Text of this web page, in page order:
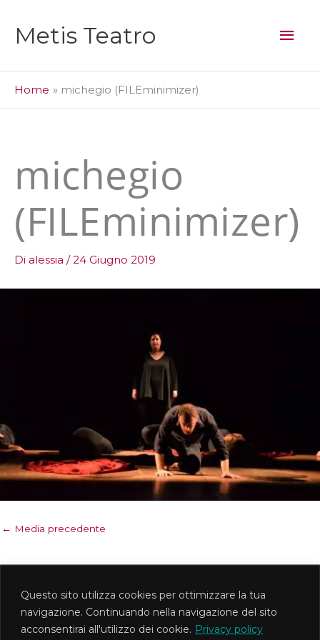
Questo sito utilizza cookies per ottimizzare la tua
navigazione. Continuando nella navigazione del sito
acconsentirai all'utilizzo dei cookie. Privacy policy
contenuto
Metis Teatro
Home michegio (FILEminimizer)
michegio
(FILEminimizer)
Di alessia /24 Giugno 2019
← Media precedente
MetisTeatro Associazione Culturale
Via Foligno 1d - Roma PI 12745621008 CF
97569090588